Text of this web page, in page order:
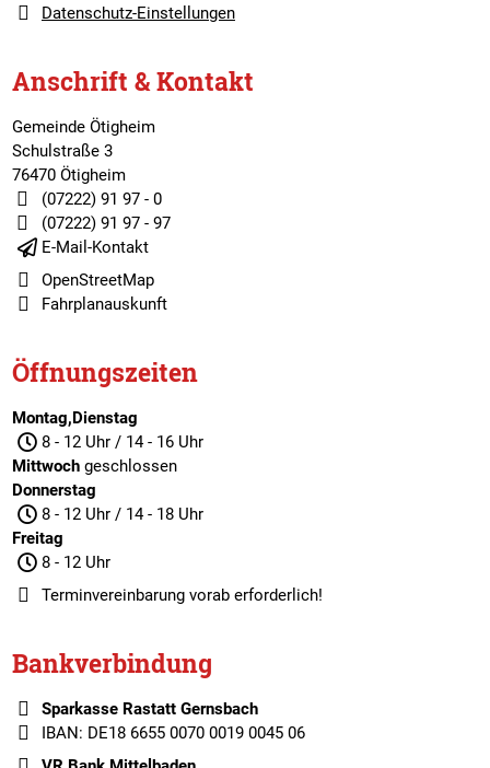
Datenschutz-Einstellungen
Anschrift & Kontakt
Gemeinde Ötigheim
Schulstraße 3
76470 Ötigheim
(07222) 91 97 - 0
(07222) 91 97 - 97
E-Mail-Kontakt
OpenStreetMap
Fahrplanauskunft
Öffnungszeiten
Montag,Dienstag
8 - 12 Uhr / 14 - 16 Uhr
Mittwochgeschlossen
Donnerstag
8 - 12 Uhr / 14 - 18 Uhr
Freitag
8 - 12 Uhr
Terminvereinbarungvorab erforderlich!
Bankverbindung
Sparkasse Rastatt Gernsbach
IBAN: DE18 6655 0070 0019 0045 06